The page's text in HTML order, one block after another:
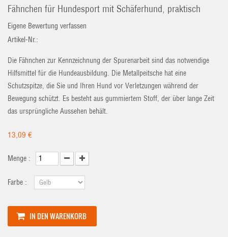
Fähnchen für Hundesport mit Schäferhund, praktisch
Eigene Bewertung verfassen
Artikel-Nr.:
Die Fähnchen zur Kennzeichnung der Spurenarbeit sind das notwendige
Hilfsmittel für die Hundeausbildung. Die Metallpeitsche hat eine
Schutzspitze, die Sie und Ihren Hund vor Verletzungen während der
Bewegung schützt. Es besteht aus gummiertem Stoff, der über lange Zeit
das ursprüngliche Aussehen behält.
13,09 €
Menge :
Farbe :
IN DEN WARENKORB